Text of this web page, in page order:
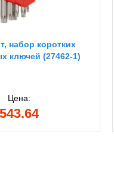
набор коротких
ключей (27462-1)
Цена:
543.64